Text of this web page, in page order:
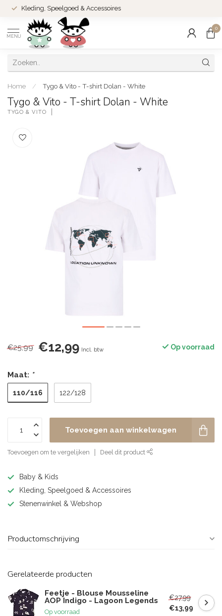
Kleding, Speelgoed & Accessoires
MENU
0
Home / Tygo & Vito - T-shirt Dolan - White
Tygo & Vito - T-shirt Dolan - White
TYGO & VITO
€25,99 €12,99 Incl. btw Op voorraad
Maat: *
110/116 122/128
Toevoegen aan winkelwagen
Toevoegen om te vergelijken Deel dit product
Baby & Kids
Kleding, Speelgoed & Accessoires
Stenenwinkel & Webshop
Productomschrijving
Gerelateerde producten
Feetje - Blouse Mousseline
AOP Indigo - Lagoon Legends
Op voorraad
€27,99
€13,99